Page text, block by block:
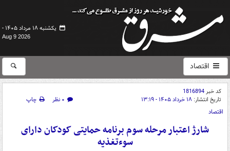
یکشنبه ۱۸ مرداد ۱۴۰۵ -
Aug 9 2026
اقتصاد
کد خبر1816894
تاریخ انتشار: ۱۸ خرداد ۱۴۰۵ - ۱۳:۱۹ ۰ نظر
چاپ
اقتصاد
شارژ اعتبار مرحله سوم برنامه حمایتی کودکان دارای
سوءتغذیه